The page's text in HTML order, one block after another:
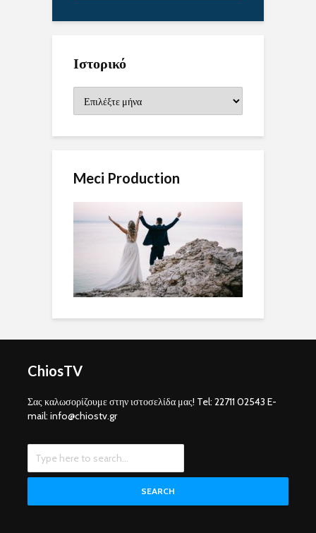
Ιστορικό
Meci Production
ChiosTV
Σας καλωσορίζουμε στην ιστοσελίδα μας! Tel: 22711 02543 E-
mail: info@chiostv.gr
SEARCH